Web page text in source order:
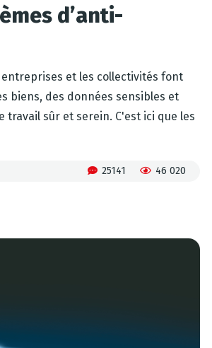
d’anti-
et les collectivités font
biens, des données sensibles et
sûr et serein. C'est ici que les
46 020
25141